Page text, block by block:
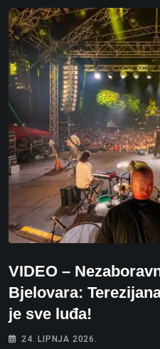
VIDEO –
Bjelovara:
je sve luđa!
24. LIPNJA 2026.